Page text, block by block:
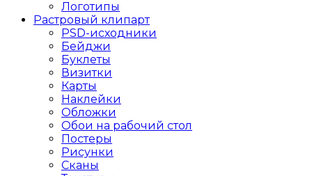
Логотипы
Растровый клипарт
PSD-исходники
Бейджи
Буклеты
Визитки
Карты
Наклейки
Обложки
Обои на рабочий стол
Постеры
Рисунки
Сканы